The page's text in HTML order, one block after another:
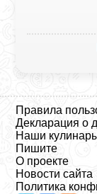
Правила
Декларация о
Наши
Пишите
О проекте
Новости сайта
Политика